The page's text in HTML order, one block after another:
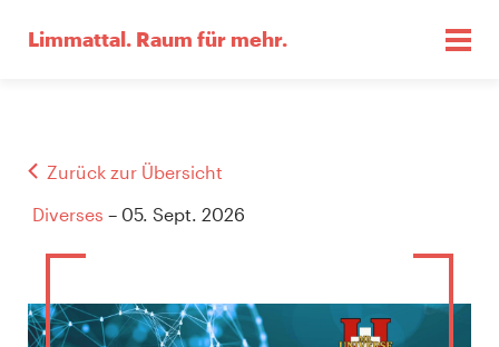
Limmattal. Raum für mehr.
Zurück zur Übersicht
Diverses – 05. Sept. 2026